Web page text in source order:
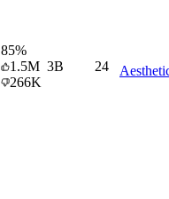
85%
1.5M
266K
3B 24